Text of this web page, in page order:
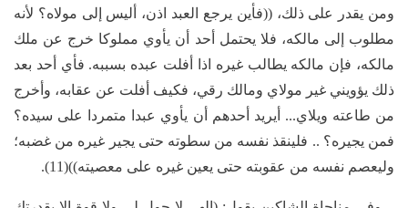
ومن يقدر على ذلك، ((فأين يرجع العبد اذن، أليس إلى مولاه؟ لأنه
مطلوب إلى مالكه، فلا يحتمل أحد أن يأوي مملوكا خرج عن ملك
مالكه، فإن مالكه يطالب غيره اذا أفلت عبده بسببه. فأي أحد بعد
ذلك يؤويني غير مولاي ومالك رقي، فكيف أفلت عن عقابه، وأخرج
من طاعته ويلاي... أيريد أحدهم أن يأوي عبدا متمردا على سيده؟
فمن يجيره؟ .. فلينقذ نفسه من سطوته حتى يجير غيره من غضبه؛
وليعصم نفسه من عقوبته حتى يعين غيره على معصيته))(11).